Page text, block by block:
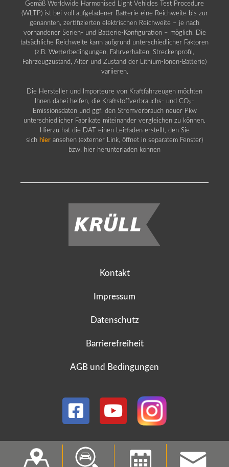
Gemäß Worldwide Harmonised Light Vehicles Test Procedure
(WLTP) ist bei voll aufgeladener Batterie eine Reichweite bis zur
genannten, zertifizierten elektrischen Reichweite – je nach
vorhandener Serien- und Batterie-Konfiguration – möglich. Die
tatsächliche Reichweite kann aufgrund unterschiedlicher Faktoren
(z.B. Wetterbedingungen, Fahrverhalten, Streckenprofil,
Fahrzeugzustand, Alter und Zustand der Lithium-Ionen-Batterie)
variieren.
Die Hersteller und Importeure von Kraftfahrzeugen möchten
Ihnen dabei helfen, die Kraftstoffverbrauchs- und CO2 -
Emissionsdaten und ggf. den Stromverbrauch neuer Pkw
unterschiedlicher Fabrikate miteinander vergleichen zu können.
Hierzu hat die DAT einen Leitfaden erstellt, den Sie
sich hier ansehen (externer Link, öffnet in separatem Fenster)
bzw. hier herunterladen können
Kontakt
Impressum
Datenschutz
Barrierefreiheit
AGB und Bedingungen